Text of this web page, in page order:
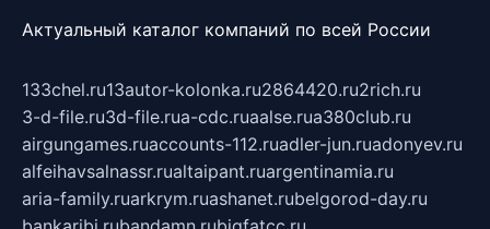
Актуальный каталог компаний по всей России
133chel.ru13autor-kolonka.ru2864420.ru2rich.ru
3-d-file.ru3d-file.rua-cdc.ruaalse.rua380club.ru
airgungames.ruaccounts-112.ruadler-jun.ruadonyev.ru
alfeihavsalnassr.rualtaipant.ruargentinamia.ru
aria-family.ruarkrym.ruashanet.rubelgorod-day.ru